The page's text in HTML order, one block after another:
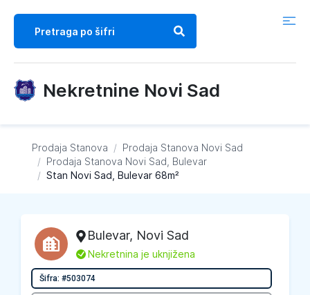
Nekretnine Novi Sad
Prodaja Stanova / Prodaja Stanova Novi Sad
/ Prodaja Stanova Novi Sad, Bulevar
/ Stan Novi Sad, Bulevar 68m²
Bulevar, Novi Sad
L Nekretnina je uknjižena
Šifra: #503074